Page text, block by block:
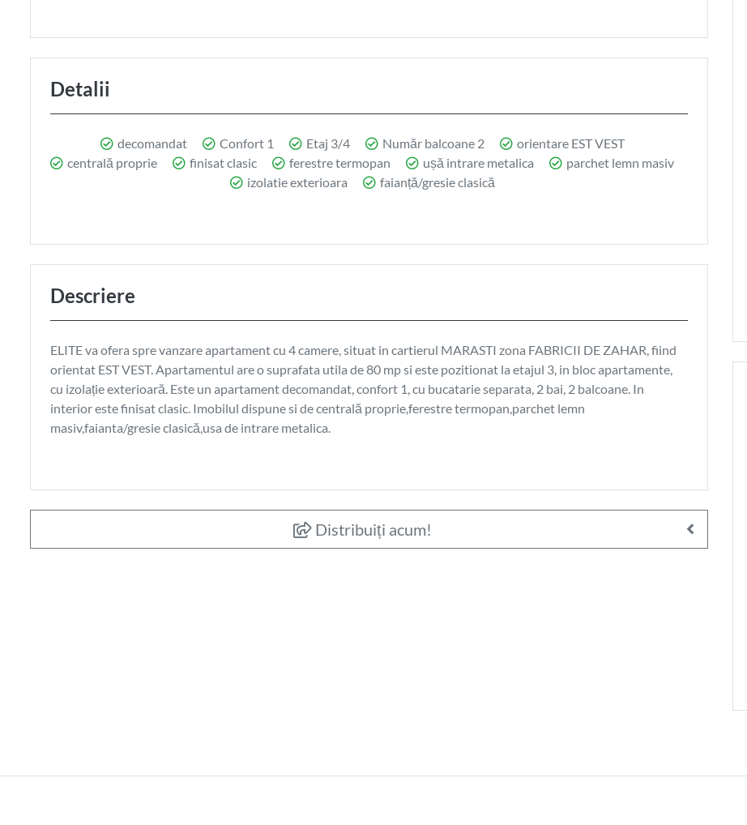
Detalii
decomandat Confort 1 Etaj 3/4 Număr balcoane 2
orientare EST VEST
centrală proprie
finisat clasic ferestre termopan ușă intrare metalica
parchet lemn masiv
izolatie exterioara
faianță/gresie clasică
Descriere
ELITE va ofera spre vanzare apartament cu 4 camere, situat in cartierul MARASTI zona FABRICII DE ZAHAR, fiind
orientat EST VEST. Apartamentul are o suprafata utila de 80 mp si este pozitionat la etajul 3, in bloc apartamente,
cu izolație exterioară. Este un apartament decomandat, confort 1, cu bucatarie separata, 2 bai, 2 balcoane. In
interior este finisat clasic. Imobilul dispune si de centrală proprie,ferestre termopan,parchet lemn
masiv,faianta/gresie clasică,usa de intrare metalica.
Distribuiți acum!